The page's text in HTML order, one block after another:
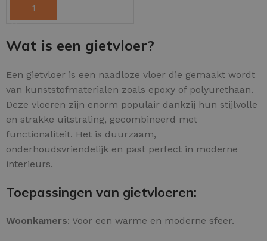
Wat is een gietvloer?
Een gietvloer is een naadloze vloer die gemaakt wordt
van kunststofmaterialen zoals epoxy of polyurethaan.
Deze vloeren zijn enorm populair dankzij hun stijlvolle
en strakke uitstraling, gecombineerd met
functionaliteit. Het is duurzaam,
onderhoudsvriendelijk en past perfect in moderne
interieurs.
Toepassingen van gietvloeren:
Woonkamers: Voor een warme en moderne sfeer.